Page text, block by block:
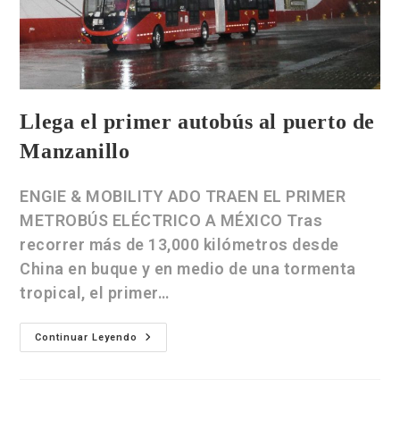
Llega el primer autobús al puerto de
Manzanillo
ENGIE & MOBILITY ADO TRAEN EL PRIMER
METROBÚS ELÉCTRICO A MÉXICO Tras
recorrer más de 13,000 kilómetros desde
China en buque y en medio de una tormenta
tropical, el primer…
Continuar Leyendo